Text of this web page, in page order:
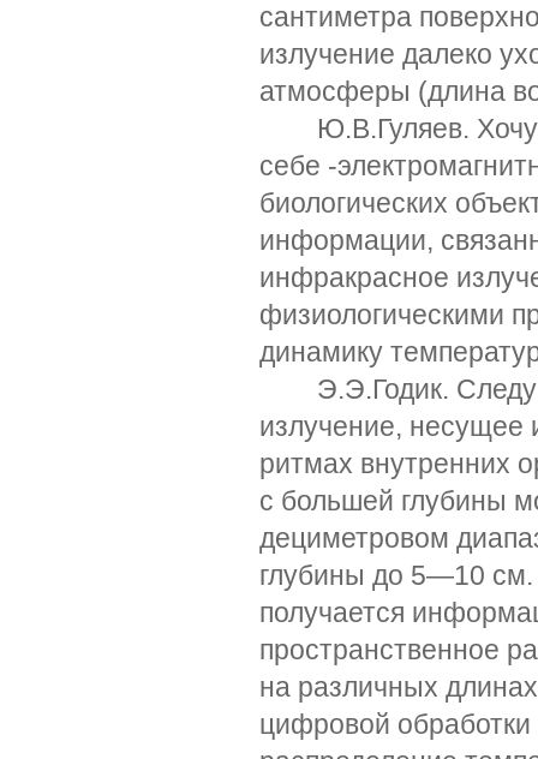
сантиметра
излучение далеко
атмосферы (длина
Ю.В.Гуляев. Хочу
себе -
биологических
информации,
инфракрасное
физиологическими
динамику
Э.Э.Годик.
излучение,
ритмах внутренних
с большей глубины
дециметровом
глубины до 5—10 см.
получается
пространственное
на различных
цифровой